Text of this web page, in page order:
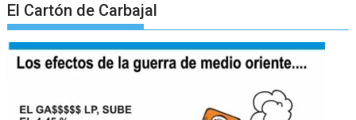
El Cartón de Carbajal